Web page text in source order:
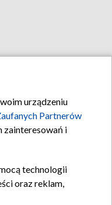
urządzeniu
Partnerów
zainteresowań i
technologii
oraz reklam,